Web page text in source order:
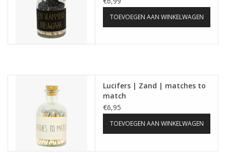
TOEVOEGEN AAN WINKELWAGEN
Lucifers | Zand | matches to
match
€6,95
TOEVOEGEN AAN WINKELWAGEN